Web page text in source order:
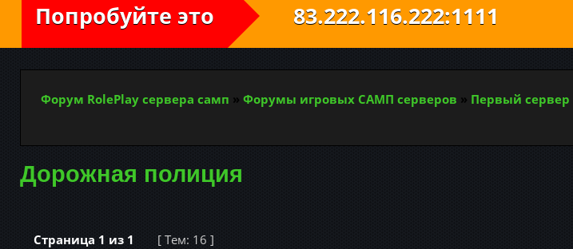
Попробуйте это 83.222.116.222:1111
Форум RolePlay сервера самп » Форумы игровых САМП серверов » Первый сервер
Дорожная полиция
Страница 1 из 1 [ Тем: 16 ]